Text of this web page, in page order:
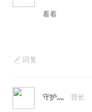
看看
回复
守护灬 营长